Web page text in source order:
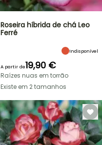
Roseira híbrida de chá Leo
Ferré
Indisponível
A partir de19,90 €
Raízes nuas em torrão
Existe em 2 tamanhos